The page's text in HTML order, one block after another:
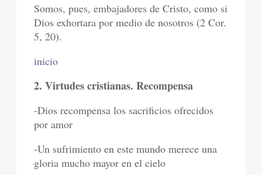
Somos, pues, embajadores de Cristo, como si
Dios exhortara por medio de nosotros (2 Cor.
5, 20).
inicio
2. Virtudes cristianas. Recompensa
-Dios recompensa los sacrificios ofrecidos
por amor
-Un sufrimiento en este mundo merece una
gloria mucho mayor en el cielo